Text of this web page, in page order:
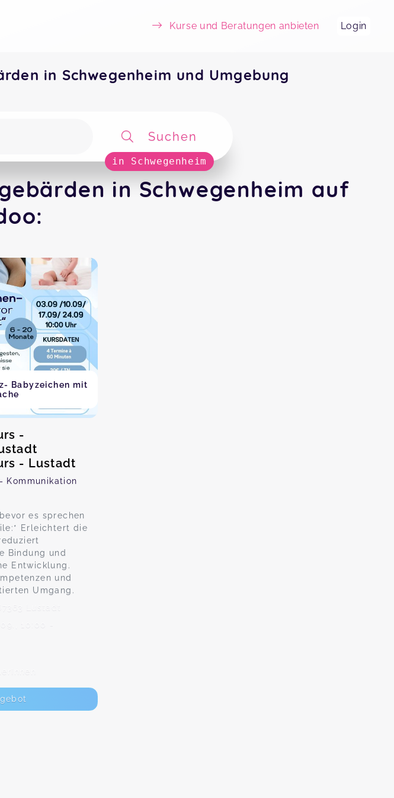
Kurse und Beratungen anbieten Login
in Schwegenheim und Umgebung
Suchen
in Schwegenheim
in Schwegenheim auf
Babyzeichen mit
-
- Lustadt
Kommunikation
es sprechen
Erleichtert die
Bindung und
Entwicklung.
und
Umgang.
Lustadt
10:00 -